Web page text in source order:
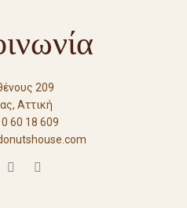
209
Αττική
60 18 609